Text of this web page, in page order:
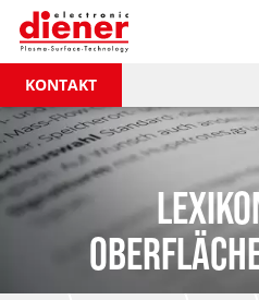
KONTAKT